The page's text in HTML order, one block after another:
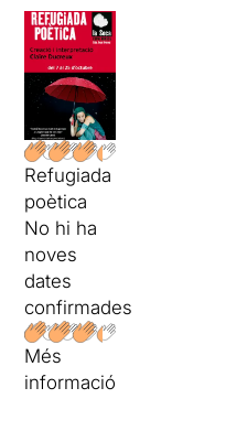
Refugiada
poètica
No hi ha
noves
dates
confirmades
Més
informació